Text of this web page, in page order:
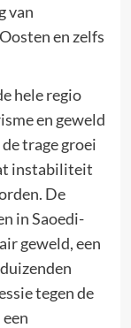
van
en zelfs
hele regio
en geweld
trage groei
instabiliteit
De
in Saoedi-
geweld, een
tegen de